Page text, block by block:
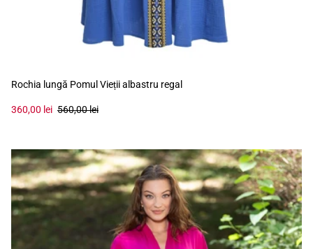
Rochia lungă Pomul Vieții albastru regal
360,00 lei 560,00 lei